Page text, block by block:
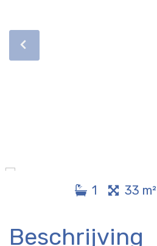
1 33 m²
Beschrijving